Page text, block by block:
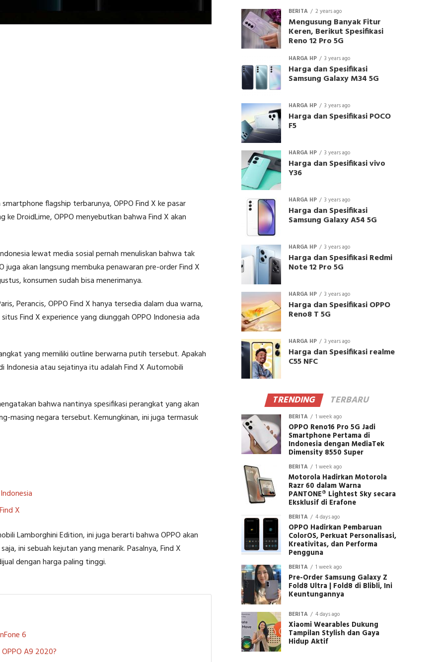
flagship terbarunya, OPPO Find X ke pasar
DroidLime, OPPO menyebutkan bahwa Find X akan
lewat media sosial pernah menuliskan bahwa tak
akan langsung membuka penawaran pre-order Find X
konsumen sudah bisa menerimanya.
Perancis, OPPO Find X hanya tersedia dalam dua warna,
Find X experience yang diunggah OPPO Indonesia ada
yang memiliki outline berwarna putih tersebut. Apakah
Indonesia atau sejatinya itu adalah Find X Automobili
bahwa nantinya spesifikasi perangkat yang akan
masing negara tersebut. Kemungkinan, ini juga termasuk
X
Lamborghini Edition, ini juga berarti bahwa OPPO akan
ini sebuah kejutan yang menarik. Pasalnya, Find X
dengan harga paling tinggi.
6
A9 2020?
BERITA 2 years ago
Mengusung Banyak Fitur
Keren, Berikut Spesifikasi
Reno 12 Pro 5G
HARGA HP 3 years ago
Harga dan Spesifikasi
Samsung Galaxy M34 5G
HARGA HP 3 years ago
Harga dan Spesifikasi POCO
F5
HARGA HP 3 years ago
Harga dan Spesifikasi vivo
Y36
HARGA HP 3 years ago
Harga dan Spesifikasi
Samsung Galaxy A54 5G
HARGA HP 3 years ago
Harga dan Spesifikasi Redmi
Note 12 Pro 5G
HARGA HP 3 years ago
Harga dan Spesifikasi OPPO
Reno8 T 5G
HARGA HP 3 years ago
Harga dan Spesifikasi realme
C55 NFC
TRENDING TERBARU
BERITA 1 week ago
OPPO Reno16 Pro 5G Jadi
Smartphone Pertama di
Indonesia dengan MediaTek
Dimensity 8550 Super
BERITA 1 week ago
Motorola Hadirkan Motorola
Razr 60 dalam Warna
PANTONE® Lightest Sky secara
Eksklusif di Erafone
BERITA 4 days ago
OPPO Hadirkan Pembaruan
ColorOS, Perkuat Personalisasi,
Kreativitas, dan Performa
Pengguna
BERITA 1 week ago
Pre-Order Samsung Galaxy Z
Fold8 Ultra | Fold8 di Blibli, Ini
Keuntungannya
BERITA 4 days ago
Xiaomi Wearables Dukung
Tampilan Stylish dan Gaya
Hidup Aktif